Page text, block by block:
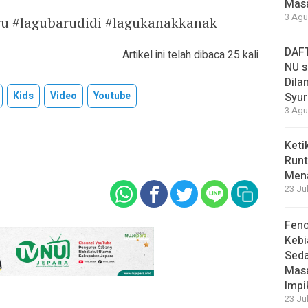
#lagubarudidi #lagukanakkanak
Artikel ini telah dibaca 25 kali
Kids Video Youtube
3
NU
3
23
23